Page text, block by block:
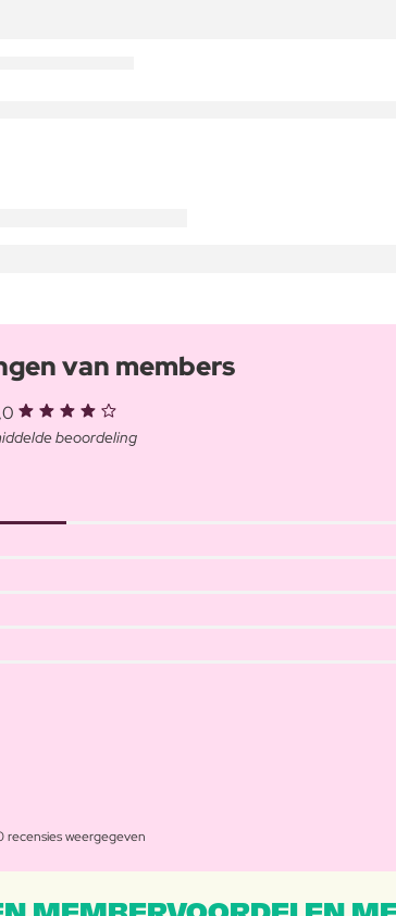
van members
beoordeling
recensies weergegeven